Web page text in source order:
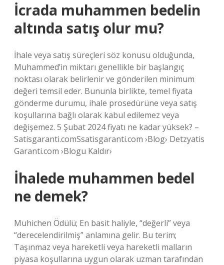
İcrada muhammen bedelin
altında satış olur mu?
İhale veya satış süreçleri söz konusu olduğunda,
Muhammed’in miktarı genellikle bir başlangıç ​​
noktası olarak belirlenir ve gönderilen minimum
değeri temsil eder. Bununla birlikte, temel fiyata
gönderme durumu, ihale prosedürüne veya satış
koşullarına bağlı olarak kabul edilemez veya
değişemez. 5 Şubat 2024 fiyatı ne kadar yüksek? –
Satisgaranti.comSsatisgaranti.com ›Blog› Detzyatis
Garanti.com ›Blogu Kaldır›
İhalede muhammen bedel
ne demek?
Muhichen Ödülü; En basit haliyle, “değerli” veya
“derecelendirilmiş” anlamına gelir. Bu terim;
Taşınmaz veya hareketli veya hareketli malların
piyasa koşullarına uygun olarak uzman tarafından